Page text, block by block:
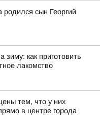
сын Георгий
зиму: как приготовить
лакомство
тем, что у них
в центре города